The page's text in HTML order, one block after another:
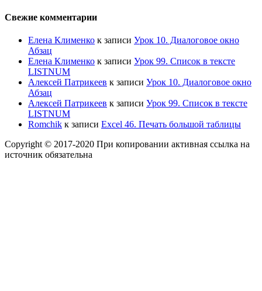
Свежие комментарии
Елена Клименко к записи Урок 10. Диалоговое окно
Абзац
Елена Клименко к записи Урок 99. Список в тексте
LISTNUM
Алексей Патрикеев к записи Урок 10. Диалоговое окно
Абзац
Алексей Патрикеев к записи Урок 99. Список в тексте
LISTNUM
Romchik к записи Excel 46. Печать большой таблицы
Copyright © 2017-2020 При копировании активная ссылка на
источник обязательна